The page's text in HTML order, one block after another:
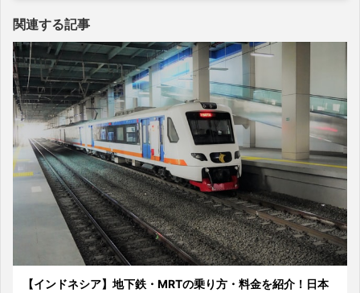
関連する記事
【インドネシア】地下鉄・MRTの乗り方・料金を紹介！日本